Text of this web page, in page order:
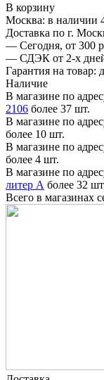
В корзину
Москва: в наличии
Доставка по г.
— Сегодня, от 300
— СДЭК от 2-х
Гарантия на товар:
Наличие
В магазине по
2106 более 37 шт.
В магазине по
более 10 шт.
В магазине по
более 4 шт.
В магазине по
литер А более 32
Всего в магазинах